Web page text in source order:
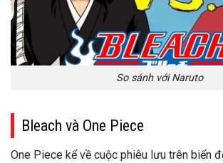
So sánh với Naruto
Bleach và One Piece
One Piece kể về cuộc phiêu lưu trên biển